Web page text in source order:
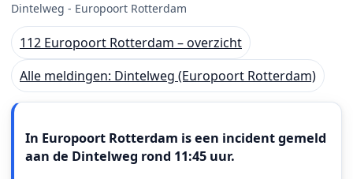
Dintelweg - Europoort Rotterdam
112 Europoort Rotterdam – overzicht
Alle meldingen: Dintelweg (Europoort Rotterdam)
In Europoort Rotterdam is een incident gemeld
aan de Dintelweg rond 11:45 uur.